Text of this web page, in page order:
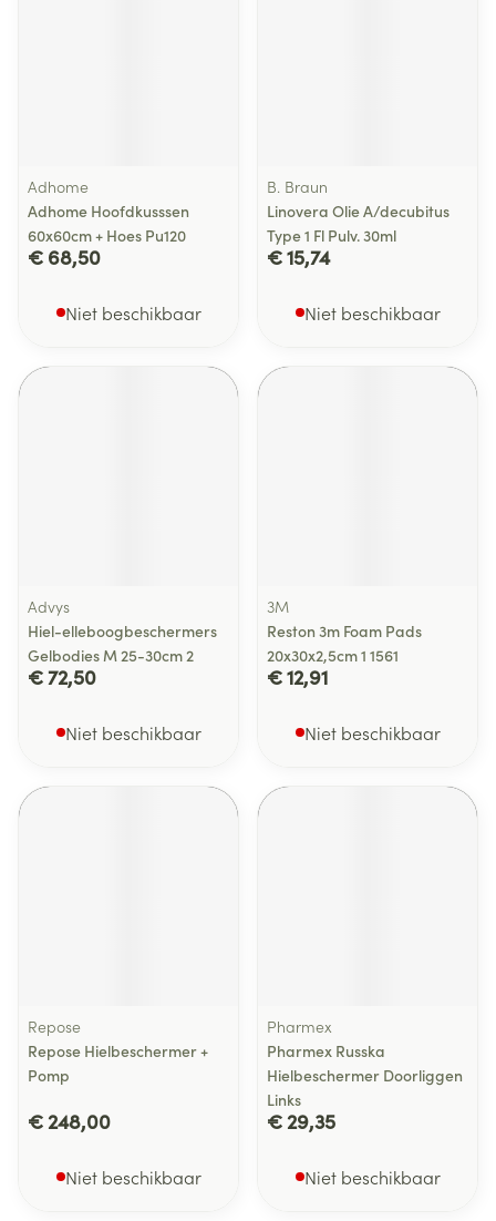
Adhome
Adhome Hoofdkusssen
60x60cm + Hoes Pu120
€ 68,50
Niet beschikbaar
B. Braun
Linovera Olie A/decubitus
Type 1 Fl Pulv. 30ml
€ 15,74
Niet beschikbaar
Advys
Hiel-elleboogbeschermers
Gelbodies M 25-30cm 2
€ 72,50
Niet beschikbaar
3M
Reston 3m Foam Pads
20x30x2,5cm 1 1561
€ 12,91
Niet beschikbaar
Repose
Repose Hielbeschermer +
Pomp
€ 248,00
Niet beschikbaar
Pharmex
Pharmex Russka
Hielbeschermer Doorliggen
Links
€ 29,35
Niet beschikbaar